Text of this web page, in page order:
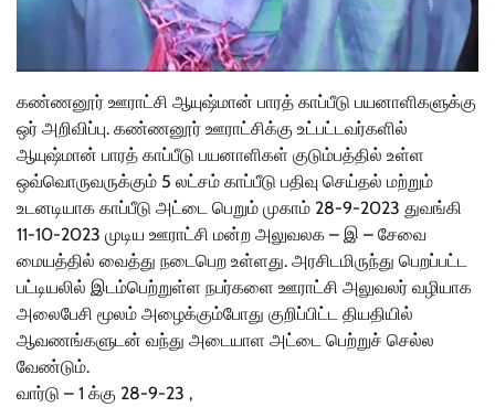
கண்ணனூர் ஊராட்சி ஆயுஷ்மான் பாரத் காப்பீடு பயனாளிகளுக்கு
ஒர் அறிவிப்பு. கண்ணனூர் ஊராட்சிக்கு உட்பட்டவர்களில்
ஆயுஷ்மான் பாரத் காப்பீடு பயனாளிகள் குடும்பத்தில் உள்ள
ஒவ்வொருவருக்கும் 5 லட்சம் காப்பீடு பதிவு செய்தல் மற்றும்
உடனடியாக காப்பீடு அட்டை பெறும் முகாம் 28-9-2023 துவங்கி
11-10-2023 முடிய ஊராட்சி மன்ற அலுவலக – இ – சேவை
மையத்தில் வைத்து நடைபெற உள்ளது. அரசிடமிருந்து பெறப்பட்ட
பட்டியலில் இடம்பெற்றுள்ள நபர்களை ஊராட்சி அலுவலர் வழியாக
அலைபேசி மூலம் அழைக்கும்போது குறிப்பிட்ட தியதியில்
ஆவணங்களுடன் வந்து அடையாள அட்டை பெற்றுச் செல்ல
வேண்டும்.
வார்டு – 1 க்கு 28-9-23 ,